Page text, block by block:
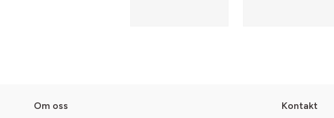
Om oss Kontakt